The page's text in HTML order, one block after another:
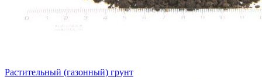
Растительный (газонный) грунт